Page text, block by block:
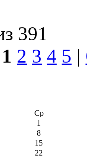
391
1 2 3 4 5 |
Ср
1
8
15
22